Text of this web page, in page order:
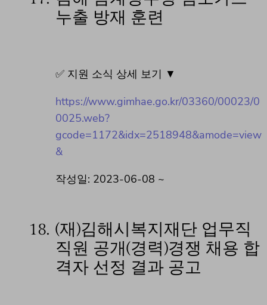
누출 방재 훈련
✅ 지원 소식 상세 보기 ▼
https://www.gimhae.go.kr/03360/00023/0
0025.web?
gcode=1172&idx=2518948&amode=view
&
작성일: 2023-06-08 ~
18. (재)김해시복지재단 업무직
직원 공개(경력)경쟁 채용 합
격자 선정 결과 공고